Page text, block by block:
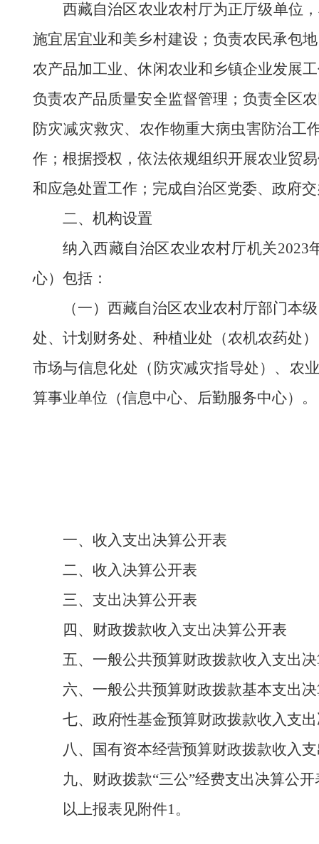
西藏⾃治区农业农村厅为正厅级单位
施宜居宜业和美乡村建设；负责农民承包
农产品加工业、休闲农业和乡镇企业发展
负责农产品质量安全监督管理；负责全区
防灾减灾救灾、农作物重大病虫害防治工
作；根据授权，依法依规组织开展农业贸
和应急处置工作；完成自治区党委、政府
二、机构设置
纳入西藏自治区农业农村厅机关2023
心） 包括：
（一）西藏自治区农业农村厅部门本级
处、计划财务处、种植业处（农机农药处
市场与信息化处（防灾减灾指导处）、农
算事业单位 （信息中心、后勤服务中心）。
一、收入支出决算公开表
二、收入决算公开表
三、支出决算公开表
四、财政拨款收入支出决算公开表
五、一般公共预算财政拨款收入支出
六、一般公共预算财政拨款基本支出
七、政府性基金预算财政拨款收入支
八、国有资本经营预算财政拨款收入
九、财政拨款“三公”经费支出决算公开
以上报表见附件1。